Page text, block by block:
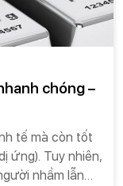
chóng –
tế mà còn tốt
ứng). Tuy nhiên,
nhầm lẫn